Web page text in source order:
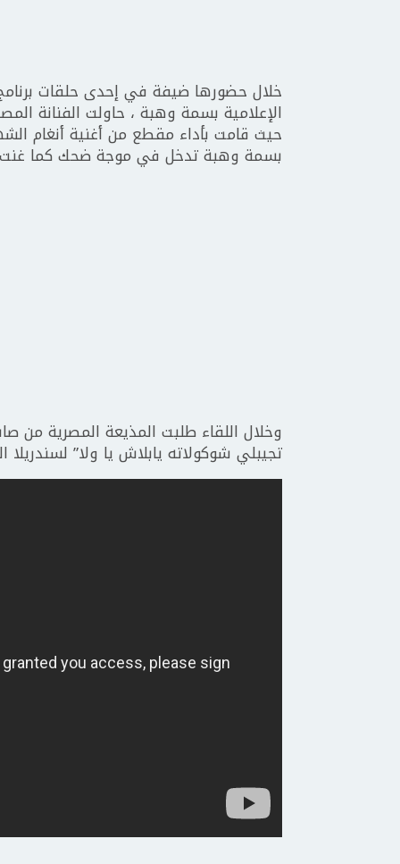
خلال حضورها ضيفة في إحدى حلقات
الإعلامية بسمة وهبة ، حاولت الفنانة
حيث قامت بأداء مقطع من أغنية أنغام
بسمة وهبة تدخل في موجة ضحك كما غنت
وخلال اللقاء طلبت المذيعة المصرية من
تجيبلي شوكولاته يابلاش يا ولا”